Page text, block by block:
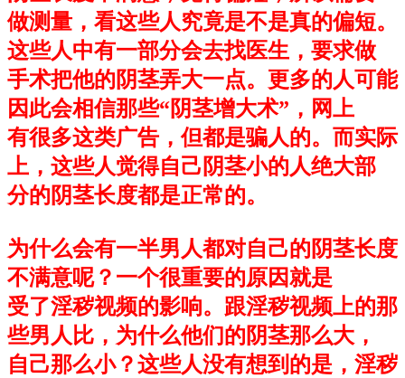
做测量，看这些人究竟是不是真的偏短。
这些人中有一部分会去找医生，要求做
手术把他的阴茎弄大一点。更多的人可能
因此会相信那些“阴茎增大术”，网上
有很多这类广告，但都是骗人的。而实际
上，这些人觉得自己阴茎小的人绝大部
分的阴茎长度都是正常的。
为什么会有一半男人都对自己的阴茎长度
不满意呢？一个很重要的原因就是
受了淫秽视频的影响。跟淫秽视频上的那
些男人比，为什么他们的阴茎那么大，
自己那么小？这些人没有想到的是，淫秽